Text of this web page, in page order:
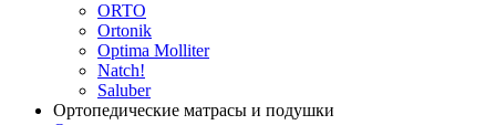
ORTO
Ortonik
Optima Molliter
Natch!
Saluber
Ортопедические матрасы и подушки